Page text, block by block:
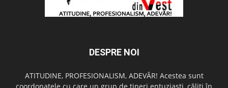
DESPRE NOI
ATITUDINE, PROFESIONALISM, ADEVĂR! Acestea sunt